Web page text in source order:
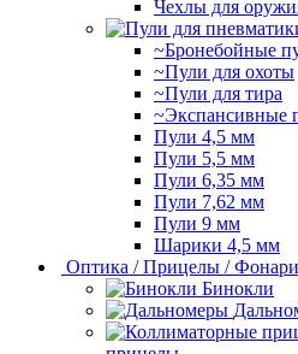
Чехлы для
~Бронебойные
~Пули для охоты
~Пули для тира
~Экспансивные
Пули 4,5 мм
Пули 5,5 мм
Пули 6,35 мм
Пули 7,62 мм
Пули 9 мм
Шарики 4,5 мм
Оптика / Прицелы / Фонари
Бинокли